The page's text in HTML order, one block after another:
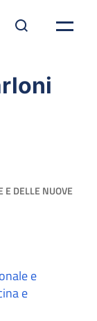
E DELLE NUOVE
e
e